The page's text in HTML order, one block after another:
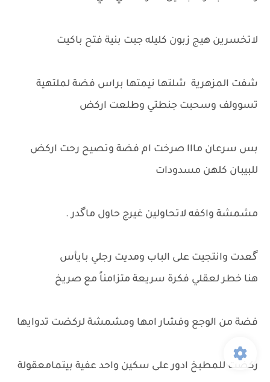
لاتخسرين هيج زبون كليله جبت بنية فتح باكيت
شفت المزهرية شلتها نيمتها براس فضة لملتهية
تسوولف وسحبت جنطتي وطلعت اركض
بس سرعان مااا صرخت ام فضة وتصيح رحت اركض
للبيبان كلهن مسدودات
مشمشة واكفه لاتحاولين غيرج حاول ماگدر .
گعدت وانتجيت على الباب ومديت رجلي بايأس
هنا خطر لعقلي فكرة سريعة متزامناً مع صريخ
فضة من الوجع وفشار امها ومشمشة لركضت تدوايها
ركضت للمطبخ ادور على سكين واحد عفية بيتمامعقولة